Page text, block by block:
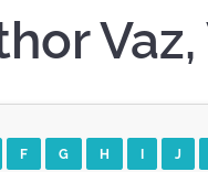
F G H I J